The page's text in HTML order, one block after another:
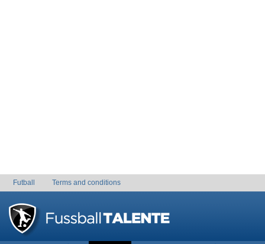
Futball Terms and conditions